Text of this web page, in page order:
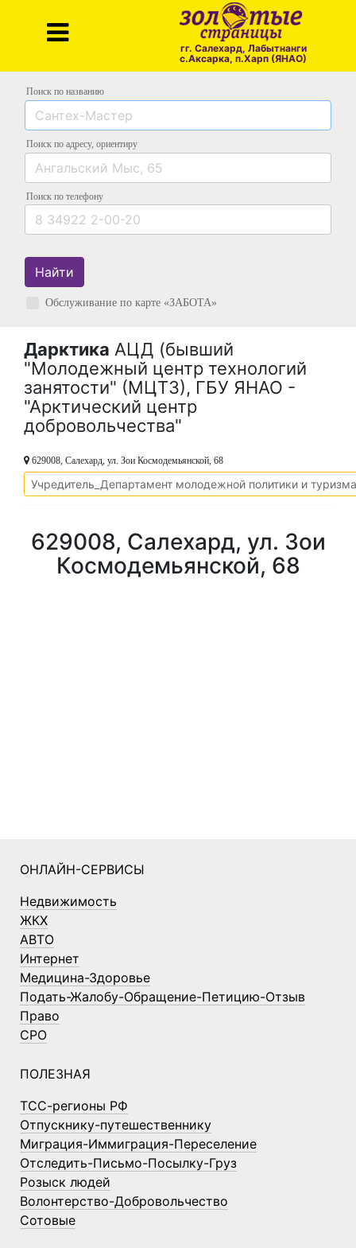
гг. Салехард, Лабытнанги
с.Аксарка, п.Харп (ЯНАО)
Поиск по названию
Поиск по адресу, ориентиру
Поиск по телефону
Найти
Обслуживание по карте «ЗАБОТА»
Дарктика АЦД (бывший
"Молодежный центр технологий
занятости" (МЦТЗ), ГБУ ЯНАО -
"Арктический центр
добровольчества"
629008, Салехард, ул. Зои Космодемьянской, 68
Учредитель_Департамент молодежной политики и
629008, Салехард, ул. Зои
Космодемьянской, 68
ОНЛАЙН-СЕРВИСЫ
Недвижимость
ЖКХ
АВТО
Интернет
Медицина-Здоровье
Подать-Жалобу-Обращение-Петицию-Отзыв
Право
СРО
ПОЛЕЗНАЯ
ТСС-регионы РФ
Отпускнику-путешественнику
Миграция-Иммиграция-Переселение
Отследить-Письмо-Посылку-Груз
Розыск людей
Волонтерство-Добровольчество
Сотовые